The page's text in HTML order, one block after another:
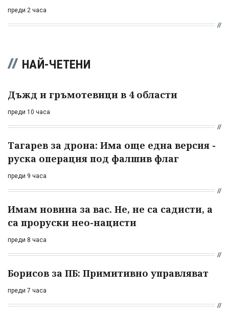
преди 2 часа
НАЙ-ЧЕТЕНИ
Дъжд и гръмотевици в 4 области
преди 10 часа
Тагарев за дрона: Има още една версия -
руска операция под фалшив флаг
преди 9 часа
Имам новина за вас. Не, не са садисти, а
са проруски нео-нацисти
преди 8 часа
Борисов за ПБ: Примитивно управляват
преди 7 часа